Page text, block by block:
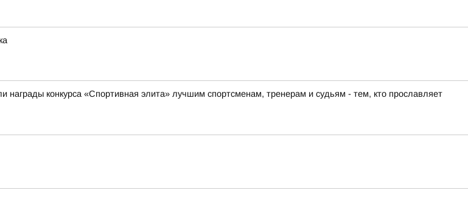
награды конкурса «Спортивная элита» лучшим спортсменам, тренерам и судьям - тем, кто прославляет